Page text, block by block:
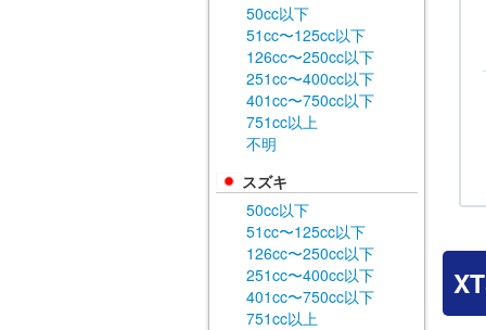
50cc以下
51cc〜125cc以下
126cc〜250cc以下
251cc〜400cc以下
401cc〜750cc以下
751cc以上
不明
スズキ
50cc以下
51cc〜125cc以下
126cc〜250cc以下
251cc〜400cc以下
401cc〜750cc以下
751cc以上